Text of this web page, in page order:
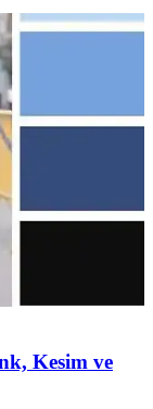
Kesim ve